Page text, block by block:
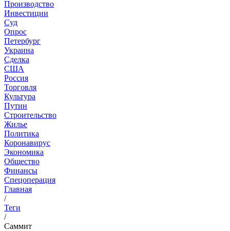
Производство
Инвестиции
Суд
Опрос
Петербург
Украина
Сделка
США
Россия
Торговля
Культура
Путин
Строительство
Жилье
Политика
Коронавирус
Экономика
Общество
Финансы
Спецоперация
Главная
/
Теги
/
Саммит